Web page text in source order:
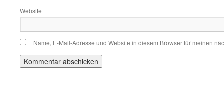
Website
Name, E-Mail-Adresse und Website in diesem Browser für meinen